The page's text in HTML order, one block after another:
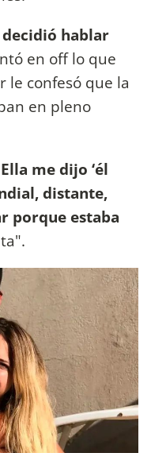
decidió hablar
en off lo que
le confesó que la
en pleno
me dijo ‘él
distante,
porque estaba